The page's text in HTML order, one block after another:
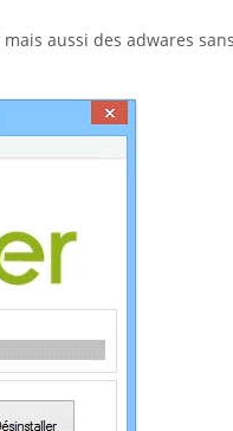
mais aussi des adwares